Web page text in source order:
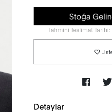
Stoğa
Tahmini Teslimat Tarihi:
Detaylar